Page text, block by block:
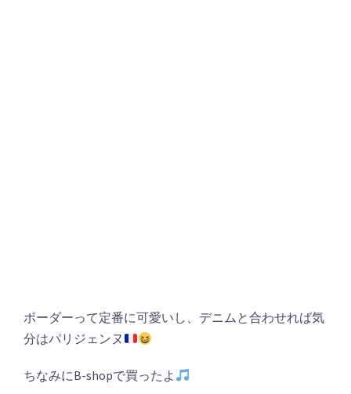
ボーダーって定番に可愛いし、デニムと合わせれば気
分はパリジェンヌ
ちなみにB-shopで買ったよ